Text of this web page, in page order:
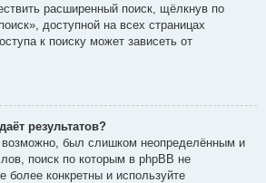
расширенный поиск, щёлкнув по
доступной на всех страницах
к поиску может зависеть от
результатов?
возможно, был слишком неопределённым и
поиск по которым в phpBB не
более конкретны и используйте